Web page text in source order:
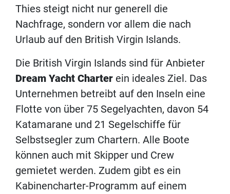
Thies steigt nicht nur generell die
Nachfrage, sondern vor allem die nach
Urlaub auf den British Virgin Islands.
Die British Virgin Islands sind für Anbieter
Dream Yacht Charter ein ideales Ziel. Das
Unternehmen betreibt auf den Inseln eine
Flotte von über 75 Segelyachten, davon 54
Katamarane und 21 Segelschiffe für
Selbstsegler zum Chartern. Alle Boote
können auch mit Skipper und Crew
gemietet werden. Zudem gibt es ein
Kabinencharter-Programm auf einem